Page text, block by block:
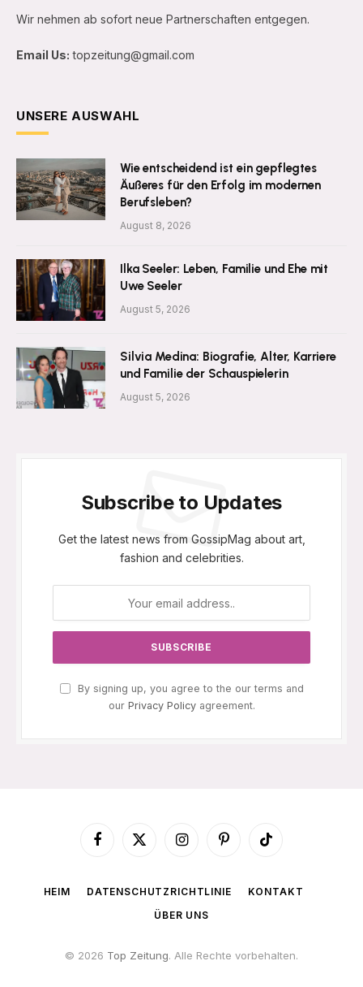
Wir nehmen ab sofort neue Partnerschaften entgegen.
Email Us: topzeitung@gmail.com
UNSERE AUSWAHL
Wie entscheidend ist ein gepflegtes
Äußeres für den Erfolg im modernen
Berufsleben?
August 8, 2026
Ilka Seeler: Leben, Familie und Ehe mit
Uwe Seeler
August 5, 2026
Silvia Medina: Biografie, Alter, Karriere
und Familie der Schauspielerin
August 5, 2026
Subscribe to Updates
Get the latest news from GossipMag about art,
fashion and celebrities.
By signing up, you agree to the our terms and
our Privacy Policyagreement.
Facebook
X
InstagramPinterestTikTok
HEIM DATENSCHUTZRICHTLINIE
KONTAKT
ÜBER UNS
© 2026 Top Zeitung. Alle Rechte vorbehalten.